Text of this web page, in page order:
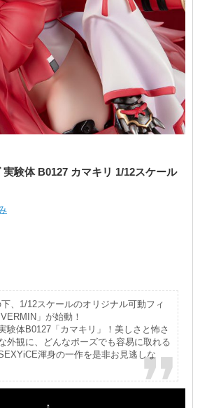
験体 B0127 カマキリ 1/12スケール
、1/12スケールのオリジナル可動フィ
」が始動！
験体B0127「カマキリ」！美しさと怖さ
外観に、どんなポーズでも容易に取れる
渾身の一作を是非お見逃しな